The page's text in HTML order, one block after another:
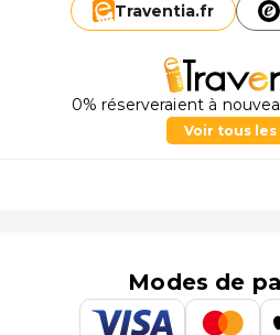
Traventia.fr
0% réserveraient à
Voir tous les
Modes de